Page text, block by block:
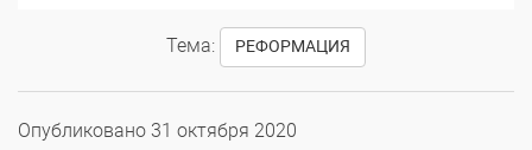
Тема: РЕФОРМАЦИЯ
Опубликовано 31 октября 2020